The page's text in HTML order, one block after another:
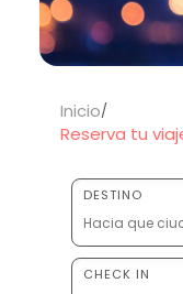
Inicio
Reserva tu
DESTINO
CHECK IN